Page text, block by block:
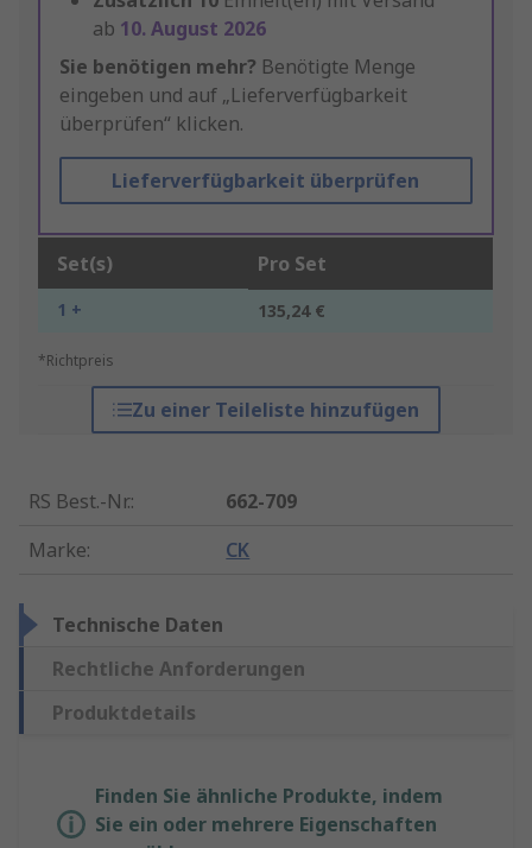
ab 10. August 2026
Sie benötigen mehr? Benötigte Menge
eingeben und auf „Lieferverfügbarkeit
überprüfen“ klicken.
Lieferverfügbarkeit überprüfen
Set(s) Pro Set
1 + 135,24 €
*Richtpreis
Zu einer Teileliste hinzufügen
RS Best.-Nr.:
662-709
Marke: CK
Technische Daten
Rechtliche Anforderungen
Produktdetails
Finden Sie ähnliche Produkte, indem
Sie ein oder mehrere Eigenschaften